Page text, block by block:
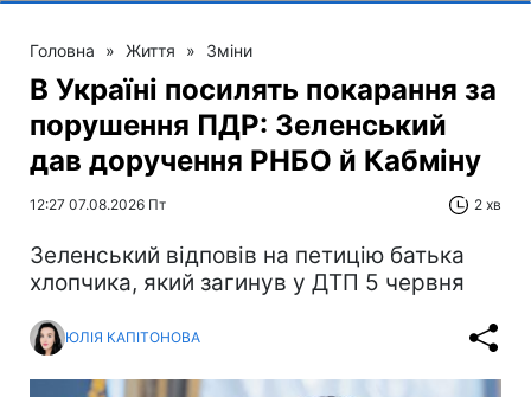
Головна » Життя » Зміни
В Україні посилять покарання за
порушення ПДР: Зеленський
дав доручення РНБО й Кабміну
12:27 07.08.2026 Пт 2 хв
Зеленський відповів на петицію батька
хлопчика, який загинув у ДТП 5 червня
ЮЛІЯ КАПІТОНОВА